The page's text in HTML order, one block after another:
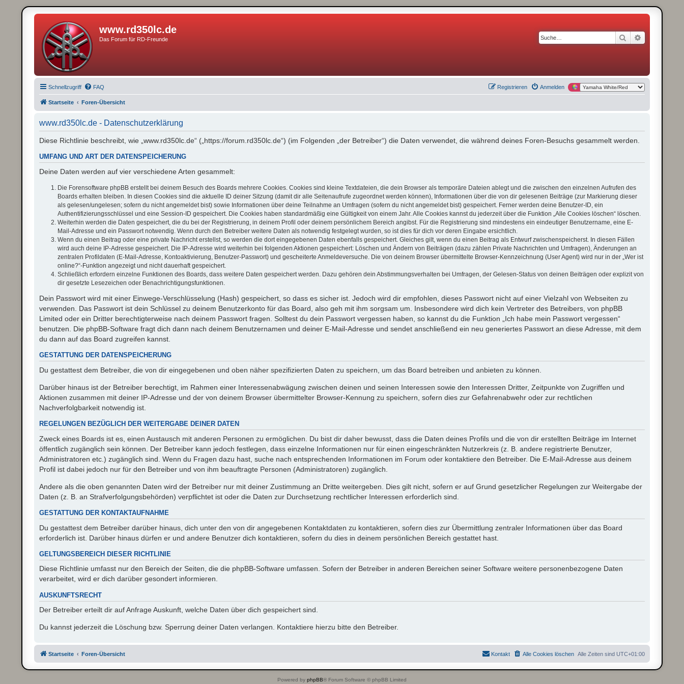
www.rd350lc.de
Das Forum für RD-Freunde Suche
Schnellzugriff FAQ Anmelden
Registrieren
Startseite Foren-Übersicht
www.rd350lc.de - Datenschutzerklärung
Diese Richtlinie beschreibt, wie „www.rd350lc.de“ („https://forum.rd350lc.de“) (im Folgenden „der Betreiber“) die Daten verwendet, die während deines Foren-Besuchs gesammelt werden.
UMFANG UND ART DER DATENSPEICHERUNG
Deine Daten werden auf vier verschiedene Arten gesammelt:
Die Forensoftware phpBB erstellt bei deinem Besuch des Boards mehrere Cookies. Cookies sind kleine Textdateien, die dein Browser als temporäre Dateien ablegt und die zwischen den einzelnen Aufrufen des
Boards erhalten bleiben. In diesen Cookies sind die aktuelle ID deiner Sitzung (damit dir alle Seitenaufrufe zugeordnet werden können), Informationen über die von dir gelesenen Beiträge (zur Markierung dieser
als gelesen/ungelesen; sofern du nicht angemeldet bist) sowie Informationen über deine Teilnahme an Umfragen (sofern du nicht angemeldet bist) gespeichert. Ferner werden deine Benutzer-ID, ein
Authentifizierungsschlüssel und eine Session-ID gespeichert. Die Cookies haben standardmäßig eine Gültigkeit von einem Jahr. Alle Cookies kannst du jederzeit über die Funktion „Alle Cookies löschen“ löschen.
Weiterhin werden die Daten gespeichert, die du bei der Registrierung, in deinem Profil oder deinem persönlichem Bereich angibst. Für die Registrierung sind mindestens ein eindeutiger Benutzername, eine E-
Mail-Adresse und ein Passwort notwendig. Wenn durch den Betreiber weitere Daten als notwendig festgelegt wurden, so ist dies für dich vor deren Eingabe ersichtlich.
Wenn du einen Beitrag oder eine private Nachricht erstellst, so werden die dort eingegebenen Daten ebenfalls gespeichert. Gleiches gilt, wenn du einen Beitrag als Entwurf zwischenspeicherst. In diesen Fällen
wird auch deine IP-Adresse gespeichert. Die IP-Adresse wird weiterhin bei folgenden Aktionen gespeichert: Löschen und Ändern von Beiträgen (dazu zählen Private Nachrichten und Umfragen), Änderungen an
zentralen Profildaten (E-Mail-Adresse, Kontoaktivierung, Benutzer-Passwort) und gescheiterte Anmeldeversuche. Die von deinem Browser übermittelte Browser-Kennzeichnung (User Agent) wird nur in der „Wer ist
online?“-Funktion angezeigt und nicht dauerhaft gespeichert.
Schließlich erfordern einzelne Funktionen des Boards, dass weitere Daten gespeichert werden. Dazu gehören dein Abstimmungsverhalten bei Umfragen, der Gelesen-Status von deinen Beiträgen oder explizit von
dir gesetzte Lesezeichen oder Benachrichtigungsfunktionen.
Dein Passwort wird mit einer Einwege-Verschlüsselung (Hash) gespeichert, so dass es sicher ist. Jedoch wird dir empfohlen, dieses Passwort nicht auf einer Vielzahl von Webseiten zu
verwenden. Das Passwort ist dein Schlüssel zu deinem Benutzerkonto für das Board, also geh mit ihm sorgsam um. Insbesondere wird dich kein Vertreter des Betreibers, von phpBB
Limited oder ein Dritter berechtigterweise nach deinem Passwort fragen. Solltest du dein Passwort vergessen haben, so kannst du die Funktion „Ich habe mein Passwort vergessen“
benutzen. Die phpBB-Software fragt dich dann nach deinem Benutzernamen und deiner E-Mail-Adresse und sendet anschließend ein neu generiertes Passwort an diese Adresse, mit dem
du dann auf das Board zugreifen kannst.
GESTATTUNG DER DATENSPEICHERUNG
Du gestattest dem Betreiber, die von dir eingegebenen und oben näher spezifizierten Daten zu speichern, um das Board betreiben und anbieten zu können.
Darüber hinaus ist der Betreiber berechtigt, im Rahmen einer Interessenabwägung zwischen deinen und seinen Interessen sowie den Interessen Dritter, Zeitpunkte von Zugriffen und
Aktionen zusammen mit deiner IP-Adresse und der von deinem Browser übermittelter Browser-Kennung zu speichern, sofern dies zur Gefahrenabwehr oder zur rechtlichen
Nachverfolgbarkeit notwendig ist.
REGELUNGEN BEZÜGLICH DER WEITERGABE DEINER DATEN
Zweck eines Boards ist es, einen Austausch mit anderen Personen zu ermöglichen. Du bist dir daher bewusst, dass die Daten deines Profils und die von dir erstellten Beiträge im Internet
öffentlich zugänglich sein können. Der Betreiber kann jedoch festlegen, dass einzelne Informationen nur für einen eingeschränkten Nutzerkreis (z. B. andere registrierte Benutzer,
Administratoren etc.) zugänglich sind. Wenn du Fragen dazu hast, suche nach entsprechenden Informationen im Forum oder kontaktiere den Betreiber. Die E-Mail-Adresse aus deinem
Profil ist dabei jedoch nur für den Betreiber und von ihm beauftragte Personen (Administratoren) zugänglich.
Andere als die oben genannten Daten wird der Betreiber nur mit deiner Zustimmung an Dritte weitergeben. Dies gilt nicht, sofern er auf Grund gesetzlicher Regelungen zur Weitergabe der
Daten (z. B. an Strafverfolgungsbehörden) verpflichtet ist oder die Daten zur Durchsetzung rechtlicher Interessen erforderlich sind.
GESTATTUNG DER KONTAKTAUFNAHME
Du gestattest dem Betreiber darüber hinaus, dich unter den von dir angegebenen Kontaktdaten zu kontaktieren, sofern dies zur Übermittlung zentraler Informationen über das Board
erforderlich ist. Darüber hinaus dürfen er und andere Benutzer dich kontaktieren, sofern du dies in deinem persönlichen Bereich gestattet hast.
GELTUNGSBEREICH DIESER RICHTLINIE
Diese Richtlinie umfasst nur den Bereich der Seiten, die die phpBB-Software umfassen. Sofern der Betreiber in anderen Bereichen seiner Software weitere personenbezogene Daten
verarbeitet, wird er dich darüber gesondert informieren.
AUSKUNFTSRECHT
Der Betreiber erteilt dir auf Anfrage Auskunft, welche Daten über dich gespeichert sind.
Du kannst jederzeit die Löschung bzw. Sperrung deiner Daten verlangen. Kontaktiere hierzu bitte den Betreiber.
Startseite Foren-Übersicht Alle Zeiten sind UTC+01:00
Alle Cookies löschen
Kontakt
Powered by phpBB® Forum Software © phpBB Limited